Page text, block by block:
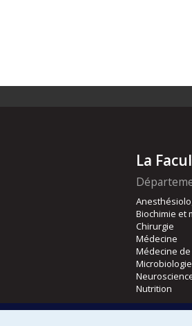
La
Biochimie et
Chirurgie
Médecine
Médecine
Nutrition